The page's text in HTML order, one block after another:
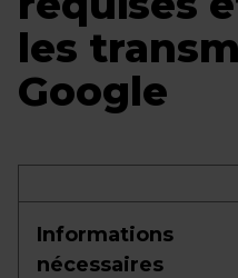
les
Google
Informations
nécessaires